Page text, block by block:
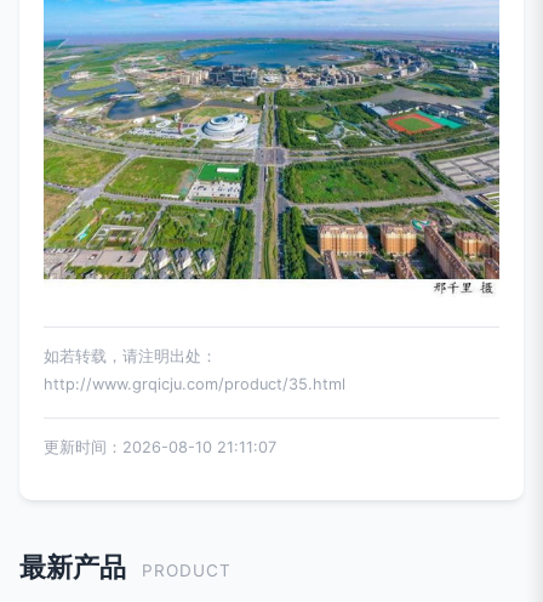
如若转载，请注明出处：
http://www.grqicju.com/product/35.html
更新时间：2026-08-10 21:11:07
最新产品 PRODUCT